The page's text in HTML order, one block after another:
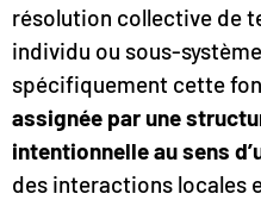
résolution collective de
individu ou sous-
spécifiquement cette
assignée par une
intentionnelle au sens
des interactions locales